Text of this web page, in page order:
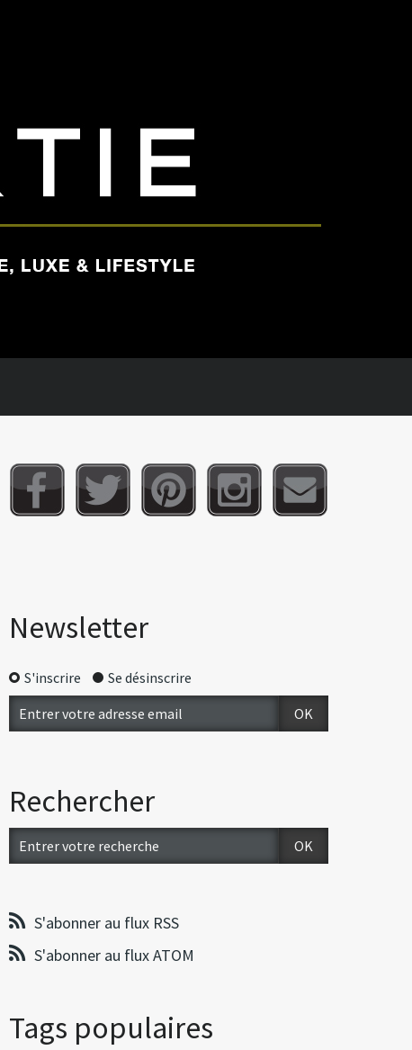
Newsletter
S'inscrire Se désinscrire
Rechercher
S'abonner au flux RSS
S'abonner au flux ATOM
Tags populaires